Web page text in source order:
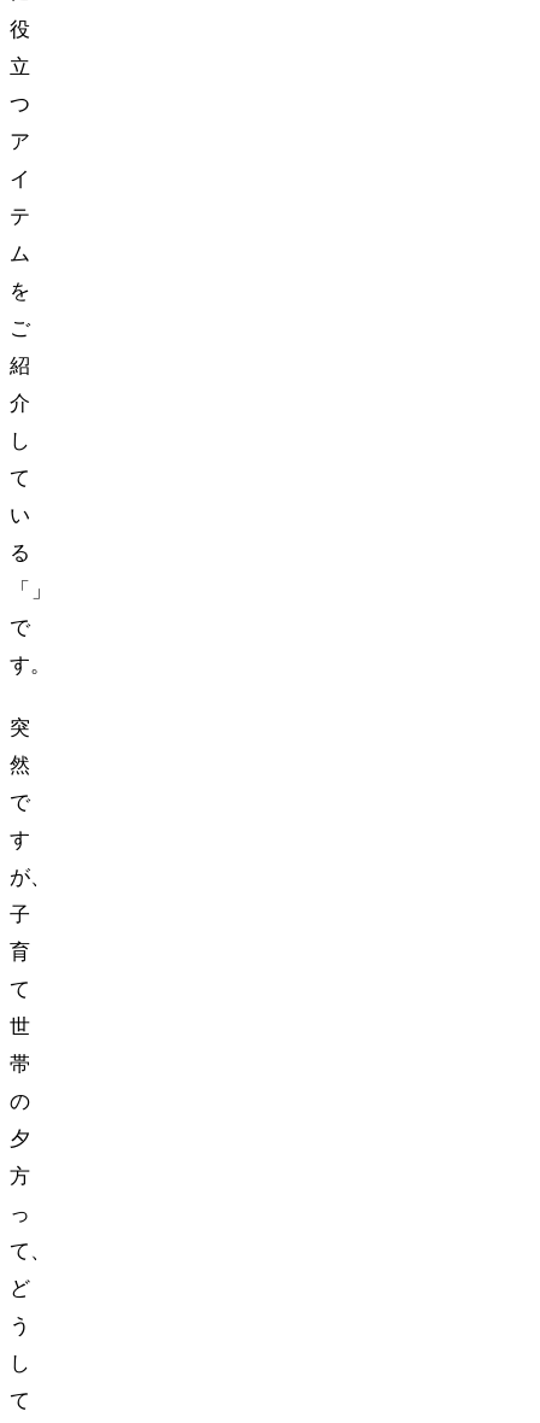
役
立
つ
ア
イ
テ
ム
を
ご
紹
介
し
て
い
る
「Mio」
で
す。
突
然
で
す
が、
子
育
て
世
帯
の
夕
方
っ
て、
ど
う
し
て